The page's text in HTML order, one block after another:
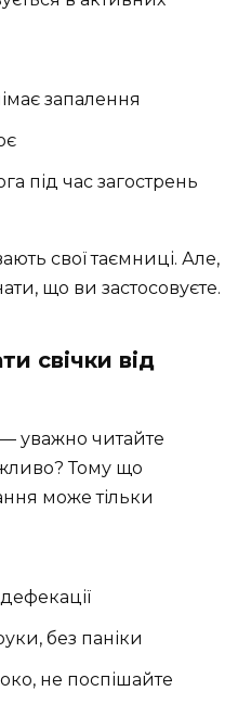
запалення
під час загострень
свої таємниці. Але,
що ви застосовуєте.
свічки від
уважно читайте
Тому що
може тільки
без паніки
не поспішайте